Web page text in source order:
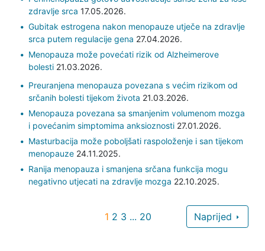
zdravlje srca 17.05.2026.
Gubitak estrogena nakon menopauze utječe na zdravlje
srca putem regulacije gena 27.04.2026.
Menopauza može povećati rizik od Alzheimerove
bolesti21.03.2026.
Preuranjena menopauza povezana s većim rizikom od
srčanih bolesti tijekom života 21.03.2026.
Menopauza povezana sa smanjenim volumenom mozga
i povećanim simptomima anksioznosti27.01.2026.
Masturbacija može poboljšati raspoloženje i san tijekom
menopauze24.11.2025.
Ranija menopauza i smanjena srčana funkcija mogu
negativno utjecati na zdravlje mozga 22.10.2025.
1 2 3 ... 20 Naprijed